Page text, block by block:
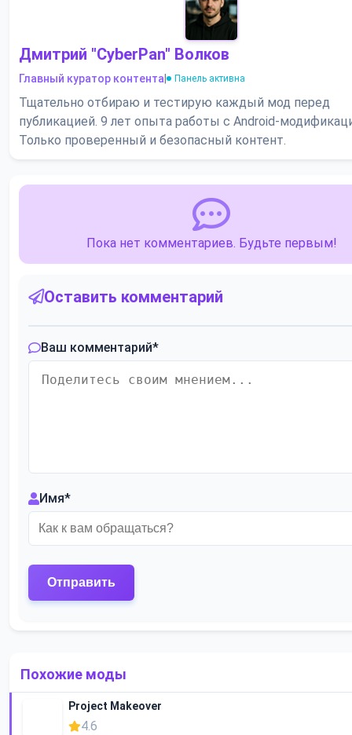
Дмитрий "CyberPan" Волков
Главный куратор контента Панель активна
Тщательно отбираю и тестирую каждый мод перед
публикацией. 9 лет опыта работы с Android-
Только проверенный и безопасный контент.
Пока нет комментариев. Будьте первым!
Оставить комментарий
Ваш комментарий*
Имя*
Похожие моды
Project Makeover
4.6